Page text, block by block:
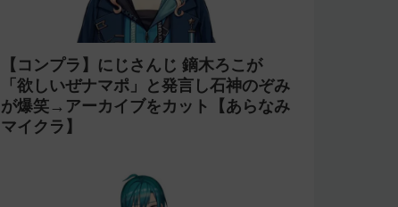
【コンプラ】にじさんじ 鏑木ろこが
「欲しいぜナマポ」と発言し石神のぞみ
が爆笑→アーカイブをカット【あらなみ
マイクラ】